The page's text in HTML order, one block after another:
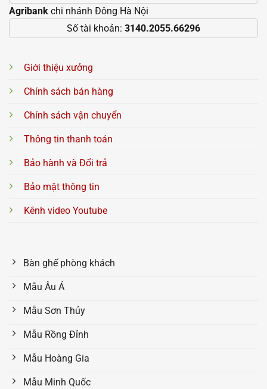
Agribank chi nhánh Đông Hà Nội
Số tài khoản: 3140.2055.66296
Giới thiệu xưởng
Chính sách bán hàng
Chính sách vận chuyển
Thông tin thanh toán
Bảo hành và Đổi trả
Bảo mật thông tin
Kênh video Youtube
Bàn ghế phòng khách
Mẫu Âu Á
Mẫu Sơn Thủy
Mẫu Rồng Đỉnh
Mẫu Hoàng Gia
Mẫu Minh Quốc